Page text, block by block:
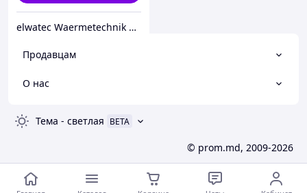
elwatec Waermetechnik GmbH
Продавцам
О нас
Тема - светлая BETA
© prom.md, 2009-2026